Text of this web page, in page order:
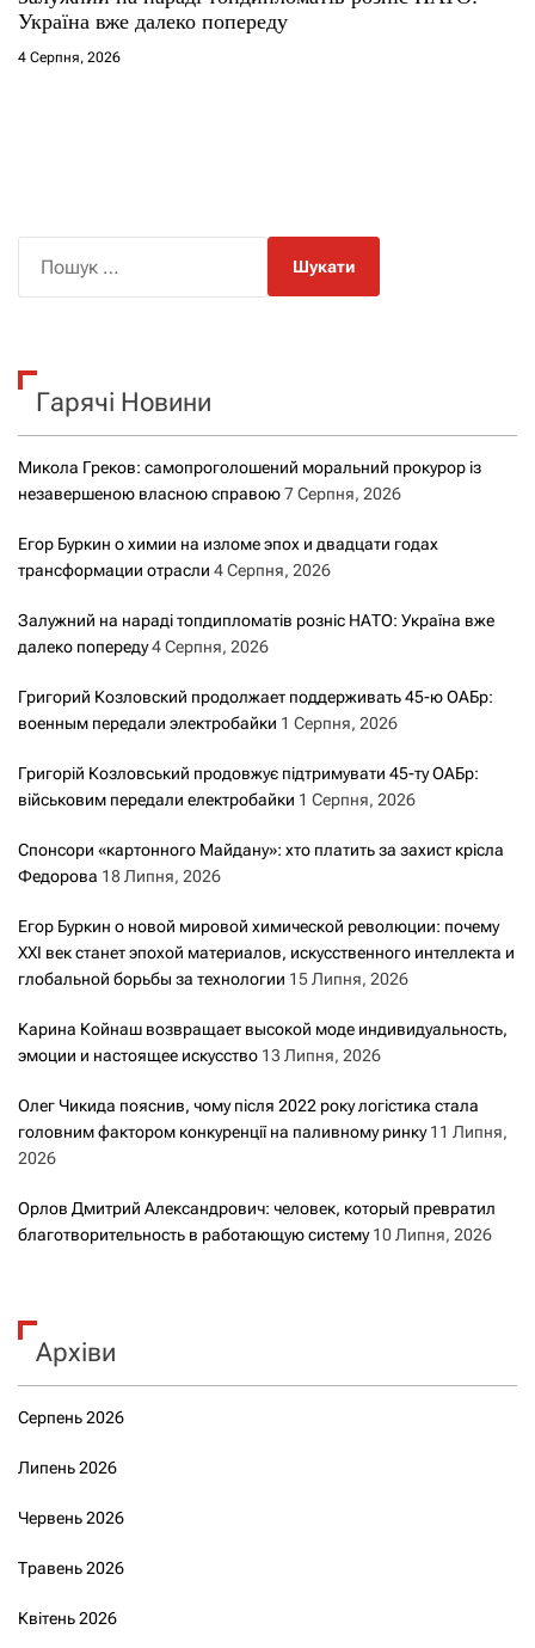
Україна вже далеко попереду
4 Серпня, 2026
к
Гарячі Новини
Микола Греков: самопроголошений моральний прокурор із
незавершеною власною справою7 Серпня, 2026
Егор Буркин о химии на изломе эпох и двадцати годах
трансформации отрасли 4 Серпня, 2026
Залужний на нараді топдипломатів розніс НАТО: Україна вже
далеко попереду4 Серпня, 2026
Григорий Козловский продолжает поддерживать 45-ю ОАБр:
военным передали электробайки 1 Серпня, 2026
Григорій Козловський продовжує підтримувати 45-ту ОАБр:
військовим передали електробайки 1 Серпня, 2026
Спонсори «картонного Майдану»: хто платить за захист крісла
Федорова 18 Липня, 2026
Егор Буркин о новой мировой химической революции: почему
XXI век станет эпохой материалов, искусственного интеллекта и
глобальной борьбы за технологии 15 Липня, 2026
Карина Койнаш возвращает высокой моде индивидуальность,
эмоции и настоящее искусство 13 Липня, 2026
Олег Чикида пояснив, чому після 2022 року логістика стала
головним фактором конкуренції на паливному ринку 11 Липня,
2026
Орлов Дмитрий Александрович: человек, который превратил
благотворительность в работающую систему 10 Липня, 2026
Архіви
Серпень 2026
Липень 2026
Червень 2026
Травень 2026
Квітень 2026